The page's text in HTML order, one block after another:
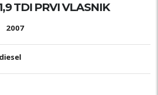
TDI PRVI VLASNIK
2007
diesel